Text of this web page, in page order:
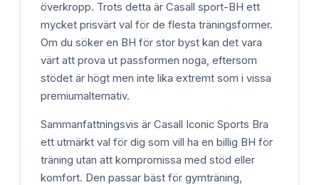
överkropp. Trots detta är Casall sport-BH ett
mycket prisvärt val för de flesta träningsformer.
Om du söker en BH för stor byst kan det vara
värt att prova ut passformen noga, eftersom
stödet är högt men inte lika extremt som i vissa
premiumalternativ.
Sammanfattningsvis är Casall Iconic Sports Bra
ett utmärkt val för dig som vill ha en billig BH för
träning utan att kompromissa med stöd eller
komfort. Den passar bäst för gymträning,